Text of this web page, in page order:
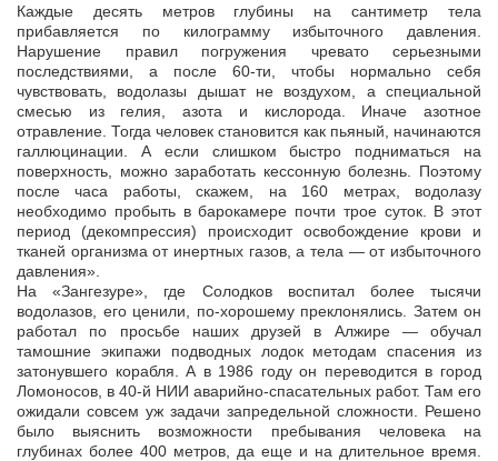
Каждые десять метров глубины на сантиметр тела
прибавляется по килограмму избыточного давления.
Нарушение правил погружения чревато серьезными
последствиями, а после 60-ти, чтобы нормально себя
чувствовать, водолазы дышат не воздухом, а специальной
смесью из гелия, азота и кислорода. Иначе азотное
отравление. Тогда человек становится как пьяный, начинаются
галлюцинации. А если слишком быстро подниматься на
поверхность, можно заработать кессонную болезнь. Поэтому
после часа работы, скажем, на 160 метрах, водолазу
необходимо пробыть в барокамере почти трое суток. В этот
период (декомпрессия) происходит освобождение крови и
тканей организма от инертных газов, а тела — от избыточного
давления».
На «Зангезуре», где Солодков воспитал более тысячи
водолазов, его ценили, по-хорошему преклонялись. Затем он
работал по просьбе наших друзей в Алжире — обучал
тамошние экипажи подводных лодок методам спасения из
затонувшего корабля. А в 1986 году он переводится в город
Ломоносов, в 40-й НИИ аварийно-спасательных работ. Там его
ожидали совсем уж задачи запредельной сложности. Решено
было выяснить возможности пребывания человека на
глубинах более 400 метров, да еще и на длительное время.